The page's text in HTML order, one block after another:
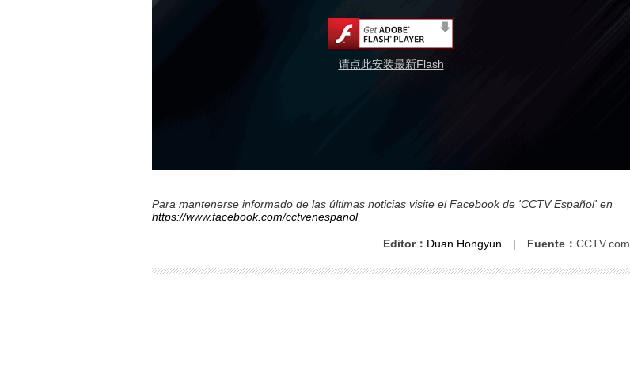
请点此安装最新Flash
Para mantenerse informado de las últimas noticias visite el Facebook de 'CCTV Español' en
https://www.facebook.com/cctvenespanol
Editor： Duan Hongyun | Fuente： CCTV.com